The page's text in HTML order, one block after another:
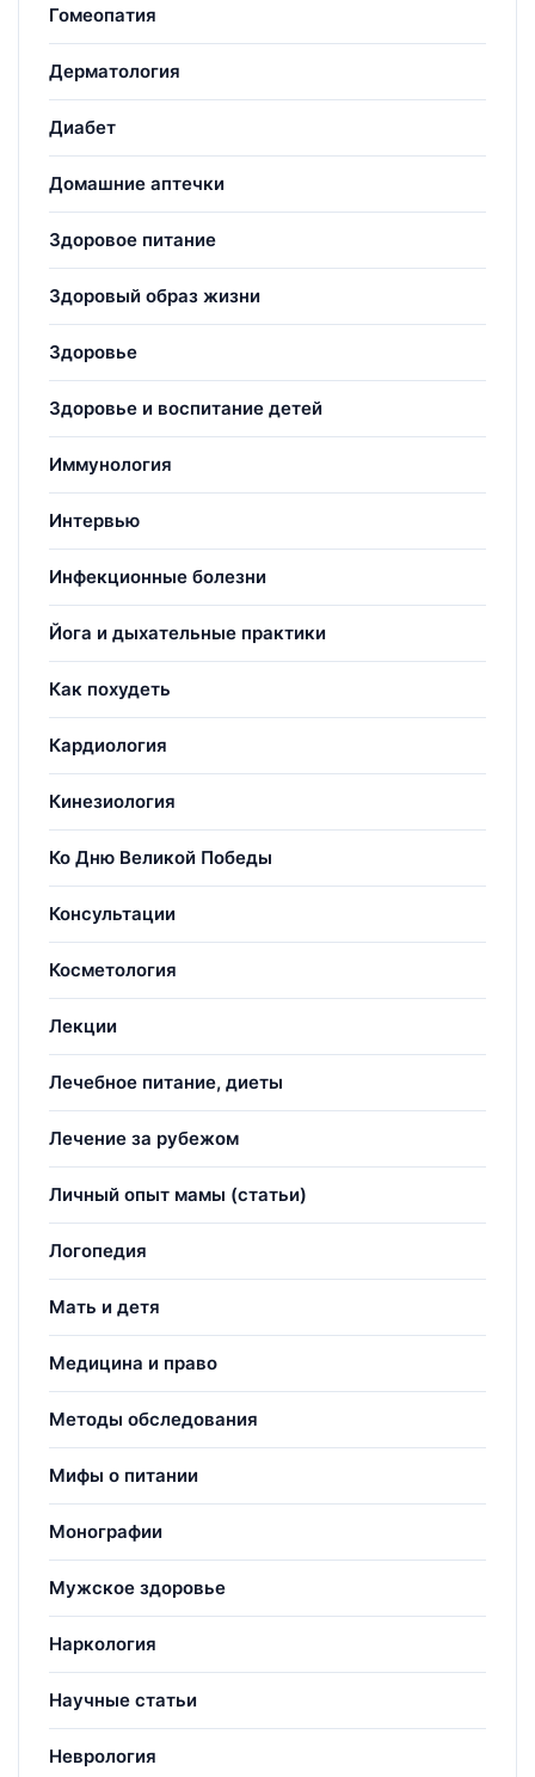
Гомеопатия
Дерматология
Диабет
Домашние аптечки
Здоровое питание
Здоровый образ жизни
Здоровье
Здоровье и воспитание детей
Иммунология
Интервью
Инфекционные болезни
Йога и дыхательные практики
Как похудеть
Кардиология
Кинезиология
Ко Дню Великой Победы
Консультации
Косметология
Лекции
Лечебное питание, диеты
Лечение за рубежом
Личный опыт мамы (статьи)
Логопедия
Мать и детя
Медицина и право
Методы обследования
Мифы о питании
Монографии
Мужское здоровье
Наркология
Научные статьи
Неврология